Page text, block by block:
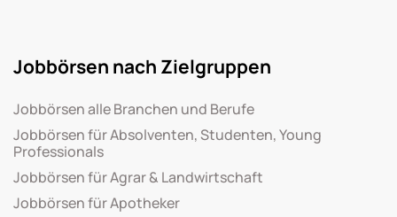
Jobbörsen nach Zielgruppen
Jobbörsen alle Branchen und Berufe
Jobbörsen für Absolventen, Studenten, Young
Professionals
Jobbörsen für Agrar & Landwirtschaft
Jobbörsen für Apotheker